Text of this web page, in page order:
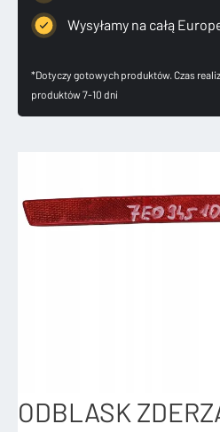
Wysyłamy na całą
*Dotyczy gotowych produktów. Czas
produktów 7-10 dni
ODBLASK